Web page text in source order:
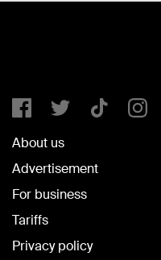
About us
Advertisement
For business
Tariffs
Privacy policy